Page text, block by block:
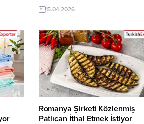
ile
kablo üreticisi veya tedarikçisi olan
ihracatçı firmalar teklif sunabilirler.
ilanının iletişim bilgilerine
VIP üyeleri ile TE üyelik kredisi
ihracat şirketleri erişebilmektedir.
15.04.2026
Romanya Şirketi Közlenmiş
Patlıcan İthal Etmek İstiyor